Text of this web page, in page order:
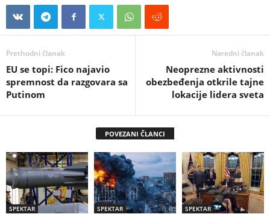
Prethodni članak
EU se topi: Fico najavio
spremnost da razgovara sa
Putinom
Naredni članak
Neoprezne aktivnosti
obezbeđenja otkrile tajne
lokacije lidera sveta
POVEZANI ČLANCI
SPEKTAR SPEKTAR SPEKTAR